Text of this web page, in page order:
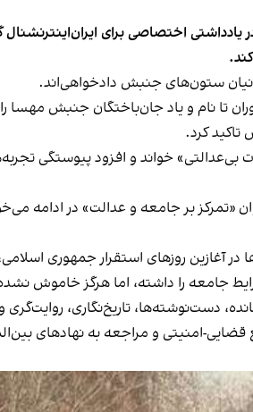
ستون‌های جنبش دادخواهی‌اند.
تا نام و یاد جان‌باختگان جنبش
کرد.
بی‌عدالتی» خواند و افزود پیوستگی
«تمرکز بر جامعه و عدالت» در ادامه
در آغازین روزهای استقرار جمهوری
جامعه را داشته، اما هرگز خاموش
دست‌نوشته‌ها، تاریخ‌نگاری،
قضایی-امنیتی و مراجعه به